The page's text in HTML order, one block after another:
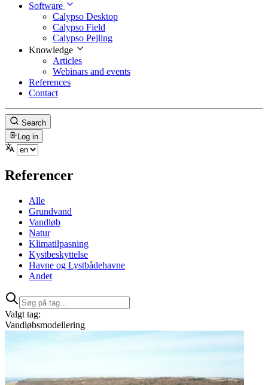
Software
Calypso Desktop
Calypso Field
Calypso Pejling
Knowledge
Articles
Webinars and events
References
Contact
Search
Log in
Referencer
Alle
Grundvand
Vandløb
Natur
Klimatilpasning
Kystbeskyttelse
Havne og Lystbådehavne
Andet
Valgt tag:
Vandløbsmodellering